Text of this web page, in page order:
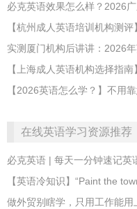
【杭州成人英语培训机构测
在线英语学习资源推荐
必克英语 | 每天一分钟速记
【英语冷知识】“Paint the
做外贸别瞎学，只用工作能用